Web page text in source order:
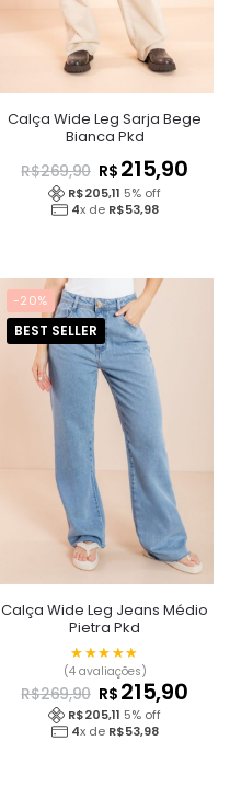
Calça Wide Leg Sarja Bege
Bianca Pkd
R$269,90 R$ 215,90
R$205,11 5% off
4x de R$53,98
-20%
BEST SELLER
Calça Wide Leg Jeans Médio
Pietra Pkd
R$269,90 R$ 215,90
★★★★★
★★★★★
(4 avaliações)
R$205,11 5% off
4x de R$53,98